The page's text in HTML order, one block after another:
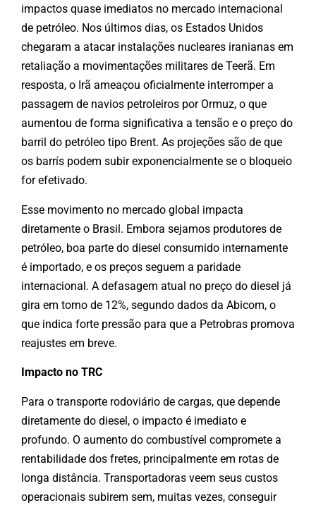
impactos quase imediatos no mercado internacional
de petróleo. Nos últimos dias, os Estados Unidos
chegaram a atacar instalações nucleares iranianas em
retaliação a movimentações militares de Teerã. Em
resposta, o Irã ameaçou oficialmente interromper a
passagem de navios petroleiros por Ormuz, o que
aumentou de forma significativa a tensão e o preço do
barril do petróleo tipo Brent. As projeções são de que
os barrís podem subir exponencialmente se o bloqueio
for efetivado.
Esse movimento no mercado global impacta
diretamente o Brasil. Embora sejamos produtores de
petróleo, boa parte do diesel consumido internamente
é importado, e os preços seguem a paridade
internacional. A defasagem atual no preço do diesel já
gira em torno de 12%, segundo dados da Abicom, o
que indica forte pressão para que a Petrobras promova
reajustes em breve.
Impacto no TRC
Para o transporte rodoviário de cargas, que depende
diretamente do diesel, o impacto é imediato e
profundo. O aumento do combustível compromete a
rentabilidade dos fretes, principalmente em rotas de
longa distância. Transportadoras veem seus custos
operacionais subirem sem, muitas vezes, conseguir